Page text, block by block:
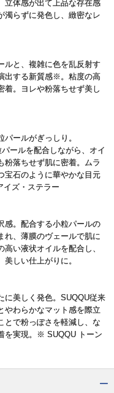
立体感が出て上品な存在感
濁らずに発色し、緻密なレ
ルと、複雑に色を乱反射す
出する新質感※。粘度の高
着。ヨレや粉落ちせず美し
ールがぎっしり。
ールを配合しながら、オイ
粉落ちせず肌に密着。ムラ
宝石のように華やかな目元
ズ・ステラー
感。配合する小粒パールの
れ、薄膜のヴェールで肌に
い液状オイルを配合し、
しい仕上がりに。
に美しく発色。SUQQU従来
わらかなマット感を際立
とで粉っぽさを軽減し、な
を実現。※ SUQQU トーン